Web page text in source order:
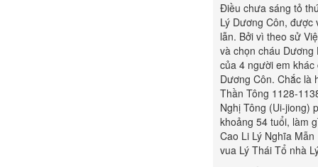
Điều chưa sáng tỏ
Lý Dương Côn,
lẫn. Bởi vì theo sử
và chọn cháu Dương
của 4 người em
Dương Côn. Chắc là
Thần Tông 1128-
Nghị Tông (Ui-jiong)
khoảng 54 tuổi, làm
Cao Li Lý Nghĩa
vua Lý Thái Tổ nhà